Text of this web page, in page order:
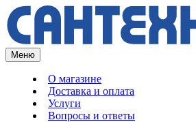
Меню
О магазине
Доставка и оплата
Услуги
Вопросы и ответы